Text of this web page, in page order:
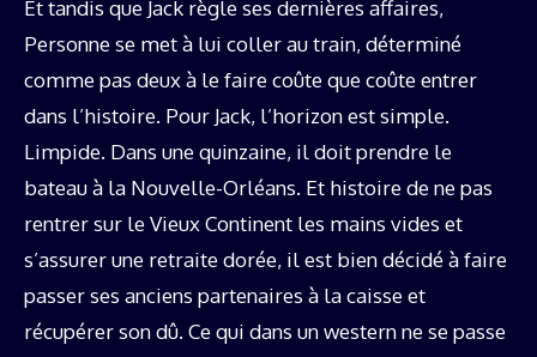
Et tandis que Jack règle ses dernières affaires,
Personne se met à lui coller au train, déterminé
comme pas deux à le faire coûte que coûte entrer
dans l’histoire. Pour Jack, l’horizon est simple.
Limpide. Dans une quinzaine, il doit prendre le
bateau à la Nouvelle-Orléans. Et histoire de ne pas
rentrer sur le Vieux Continent les mains vides et
s’assurer une retraite dorée, il est bien décidé à faire
passer ses anciens partenaires à la caisse et
récupérer son dû. Ce qui dans un western ne se passe